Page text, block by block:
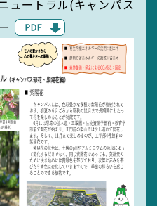
ュートラル(キャンパス